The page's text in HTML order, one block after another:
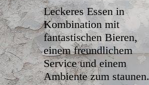
Leckeres Essen in
Kombination mit
fantastischen Bieren,
einem freundlichem
Service und einem
Ambiente zum staunen.